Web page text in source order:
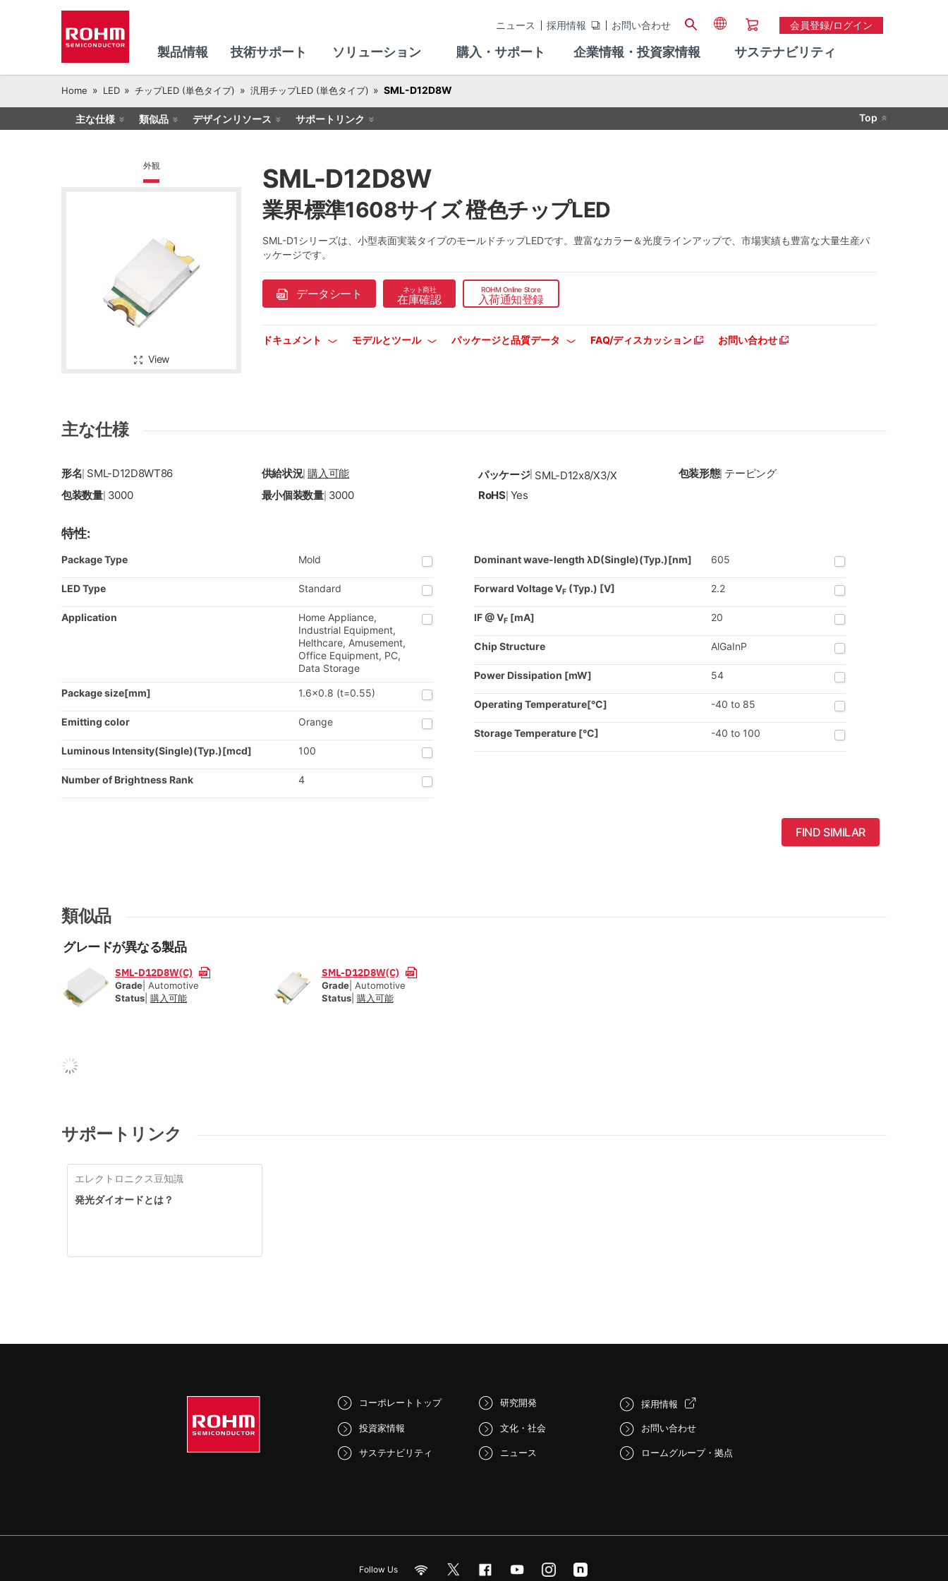
ニュース 採用情報 お問い合わせ 会員登録/ログイン
製品情報 技術サポート ソリューション 購入・サポート 企業情報・投資家情報 サステナビリティ
Home LED チップLED (単色タイプ) 汎用チップLED (単色タイプ) SML-D12D8W
主な仕様 類似品 デザインリソース サポートリンク Top
外観
View
SML-D12D8W
業界標準1608サイズ 橙色チップLED
SML-D1シリーズは、小型表面実装タイプのモールドチップLEDです。豊富なカラー＆光度ラインアップで、市場実績も豊富な大量生産パ
ッケージです。
データシート ネット商社
在庫確認
ROHM Online Store
入荷通知登録
ドキュメント モデルとツール パッケージと品質データ FAQ/ディスカッション お問い合わせ
主な仕様
形名 SML-D12D8WT86 供給状況|購入可能 パッケージ| SML-D12x8/x3/x 包装形態| テーピング
包装数量| 3000 最小個装数量| 3000 RoHS| Yes
特性:
Package Type Mold
LED Type Standard
Application
Home Appliance,
Industrial Equipment,
Helthcare, Amusement,
Office Equipment, PC,
Data Storage
Package size[mm] 1.6x0.8 (t=0.55)
Emitting color Orange
Luminous Intensity(Single)(Typ.)[mcd] 100
Number of Brightness Rank 4
Dominant wave-length λD(Single)(Typ.)[nm] 605
Forward Voltage VF (Typ.) [V] 2.2
IF @ VF [mA] 20
Chip Structure AlGaInP
Power Dissipation [mW] 54
Operating Temperature[°C] -40 to 85
Storage Temperature [°C] -40 to 100
FIND SIMILAR
類似品
グレードが異なる製品
SML-D12D8W(C)
Grade | Automotive
Status 購入可能
SML-D12D8W(C)
Grade| Automotive
Status| 購入可能
サポートリンク
エレクトロニクス豆知識
発光ダイオードとは？
コーポレートトップ
投資家情報
サステナビリティ
研究開発
文化・社会
ニュース
採用情報
お問い合わせ
ロームグループ・拠点
Follow Us